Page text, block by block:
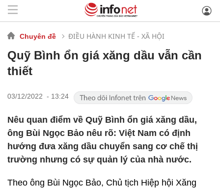
Chuyên đề ĐIỀU HÀNH KINH TẾ - XÃ HỘI
Quỹ Bình ổn giá xăng dầu vẫn cần
thiết
03/12/2022 - 13:24
Nêu quan điểm về Quỹ Bình ổn giá xăng dầu,
ông Bùi Ngọc Bảo nêu rõ: Việt Nam có định
hướng đưa xăng dầu chuyển sang cơ chế thị
trường nhưng có sự quản lý của nhà nước.
Theo ông Bùi Ngọc Bảo, Chủ tịch Hiệp hội Xăng